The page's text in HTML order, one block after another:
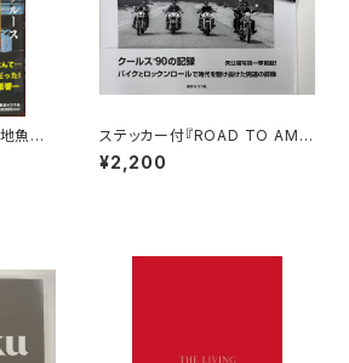
魚河
ステッカー付『ROAD TO AME
RICA クールス’90の記録』大久
保喜市
¥2,200